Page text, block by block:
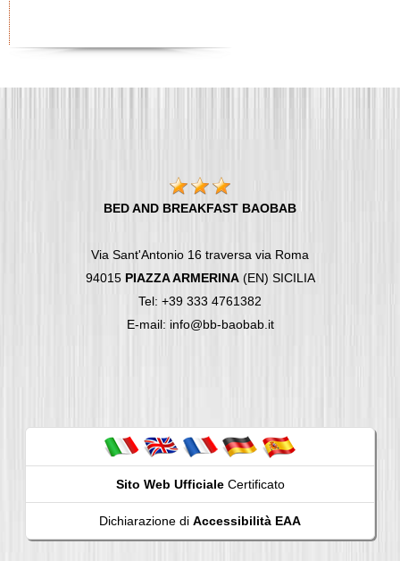
BED AND BREAKFAST BAOBAB
Via Sant'Antonio 16 traversa via Roma
94015 PIAZZA ARMERINA(EN) SICILIA
Tel: +39 333 4761382
E-mail: info@bb-baobab.it
Sito Web UfficialeCertificato
Dichiarazione di Accessibilità EAA